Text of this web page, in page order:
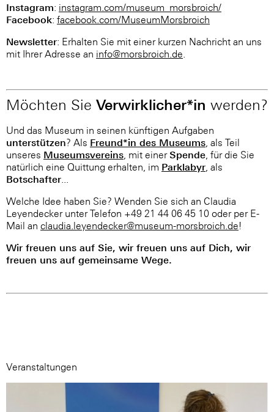
Instagram: instagram.com/museum_morsbroich/
Facebook: facebook.com/MuseumMorsbroich
Newsletter: Erhalten Sie mit einer kurzen Nachricht an uns
mit Ihrer Adresse an info@morsbroich.de
Möchten Sie Verwirklicher*in werden?
Und das Museum in seinen künftigen Aufgaben
unterstützen? Als Freund*in des Museums , als Teil
unseres Museumsvereins , mit einerSpende , für die Sie
natürlich eine Quittung erhalten, im Parklabyr , als
Botschafter
Welche Idee haben Sie? Wenden Sie sich an Claudia
Leyendecker unter Telefon +49 21 44 06 45 10 oder per E-
Mail an claudia.leyendecker@museum-morsbroich.de!
Wir freuen uns auf Sie, wir freuen uns auf Dich, wir
freuen uns auf gemeinsame Wege.
Veranstaltungen